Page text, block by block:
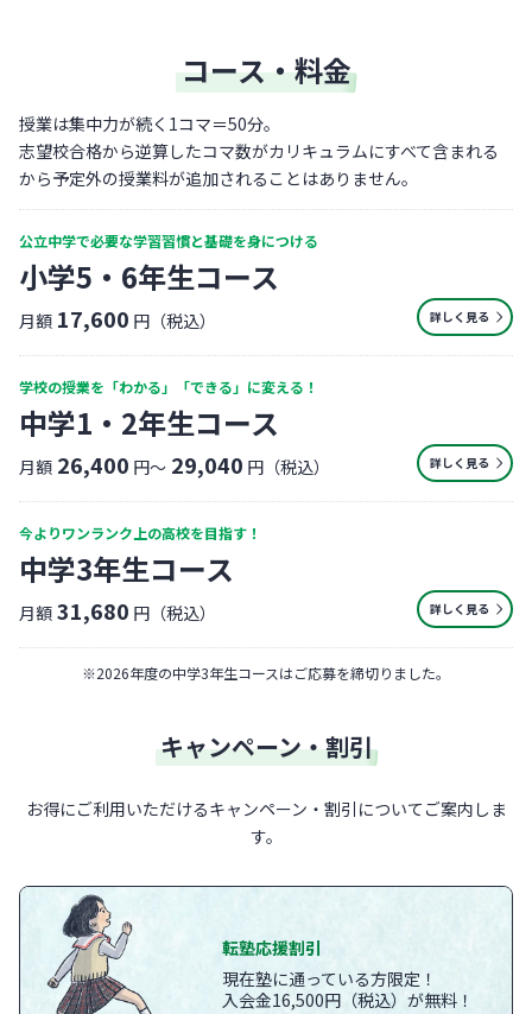
コース・料金
授業は集中力が続く1コマ＝50分。
志望校合格から逆算したコマ数がカリキュラムにすべて含まれる
から予定外の授業料が追加されることはありません。
公立中学で必要な学習習慣と基礎を身につける
小学5・6年生コース
月額 17,600 円（税込） 詳しく見る
学校の授業を「わかる」「できる」に変える！
中学1・2年生コース
月額 26,400 円〜 29,040 円（税込） 詳しく見る
今よりワンランク上の高校を目指す！
中学3年生コース
月額 31,680 円（税込） 詳しく見る
※2026年度の中学3年生コースはご応募を締切りました。
キャンペーン・割引
お得にご利用いただけるキャンペーン・割引についてご案内しま
す。
転塾応援割引
現在塾に通っている方限定！
入会金16,500円（税込）が無料！